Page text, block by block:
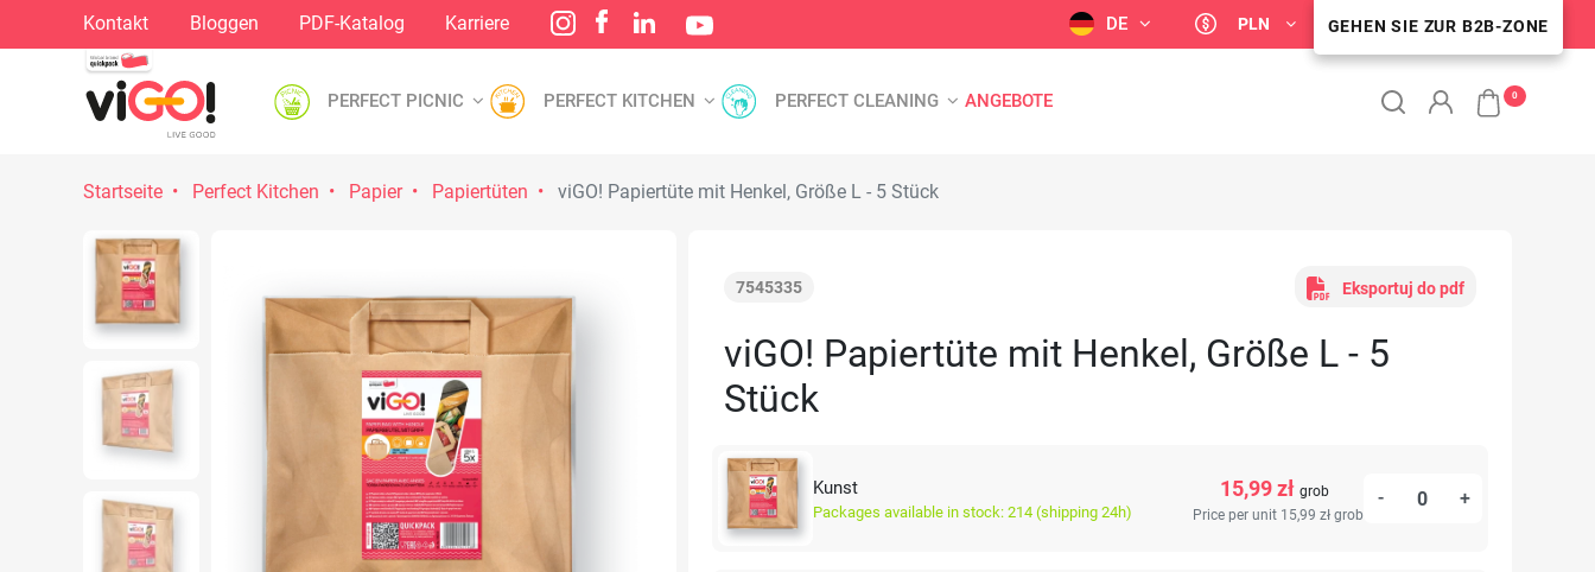
Kontakt Bloggen PDF-Katalog Karriere DE PLN B2B-KUNDENZONE
GEHEN SIE ZUR B2B-ZONE
PERFECT PICNIC PERFECT KITCHEN PERFECT CLEANING ANGEBOTE 0
Startseite Perfect Kitchen Papier Papiertüten viGO! Papiertüte mit Henkel, Größe L - 5 Stück
7545335 Eksportuj do pdf
viGO! Papiertüte mit Henkel, Größe L - 5
Stück
Kunst
Packages available in stock: 214 (shipping 24h)
15,99 złgrob
Price per unit 15,99 zł grob
- +